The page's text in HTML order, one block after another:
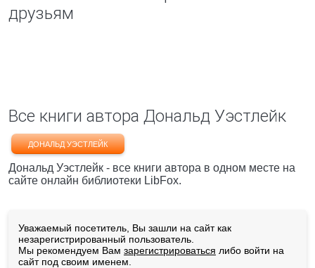
друзьям
Все книги автора Дональд Уэстлейк
ДОНАЛЬД УЭСТЛЕЙК
Дональд Уэстлейк - все книги автора в одном месте на
сайте онлайн библиотеки LibFox.
Уважаемый посетитель, Вы зашли на сайт как
незарегистрированный пользователь.
Мы рекомендуем Вам зарегистрироваться либо войти на
сайт под своим именем.